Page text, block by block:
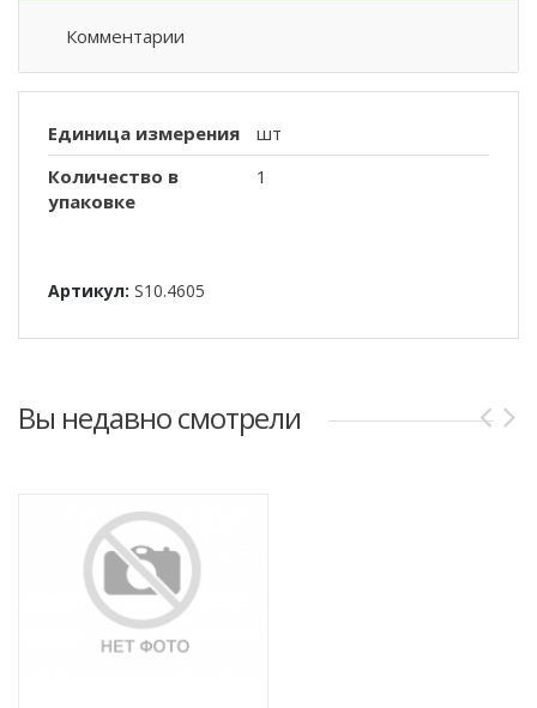
Комментарии
Единица измерения
шт
Количество в
упаковке
1
Артикул: S10.4605
Вы недавно смотрели